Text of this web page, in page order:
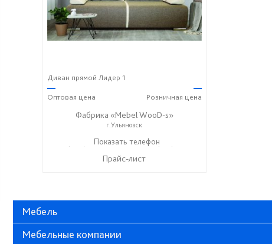
Диван прямой Лидер 1
—
Оптовая цена
—
Розничная цена
Фабрика «Mebel WooD-s»
г.Ульяновск
+7 (906) 140-08-08 ☎+7 (917) 612-77-76
Показать телефон
Прайс-лист
Мебель
Мебельные компании